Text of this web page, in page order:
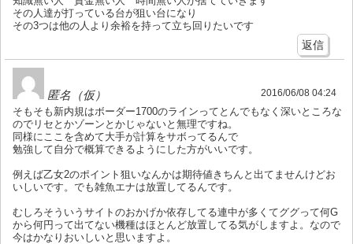
その人達が打っている台が狙い台になり
その3つは他の人より余裕を持って立ち回りたいです
返信
匿名（仮） 2016/06/08 04:24
そもそも新内規はボーダー1700のラインってとんでもなく深いところな
のでリセとかゾーンとかじゃないと無理ですね。
同様にここを含めて大手が計算をサボってるんで
勉強して自分で概算できるようにした方がいいです。
例えば乙女2のポイント狙いなんかは期待値きちんと出てませんけどお
いしいです。でも雑魚エナは放置してるんです。
むしろそういうサイトのおかげか依存してる連中が多くてググって何G
から何円って出てない機種はほとんど放置してる気がしますよ。なので
今はかなりおいしいと思いますよ。